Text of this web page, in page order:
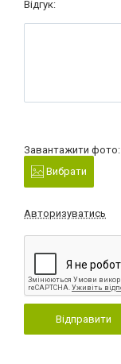
Відгук:
Завантажити фото:
Вибрати
Авторизуватись
Відправити